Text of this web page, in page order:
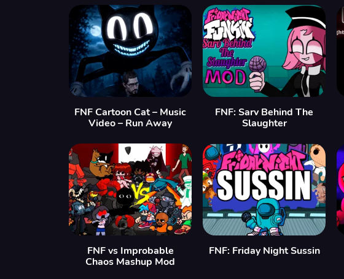
FNF Cartoon Cat – Music
Video – Run Away
FNF: Sarv Behind The
Slaughter
FNF vs Improbable
Chaos Mashup Mod
FNF: Friday Night Sussin